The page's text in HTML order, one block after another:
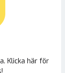
Klicka här för